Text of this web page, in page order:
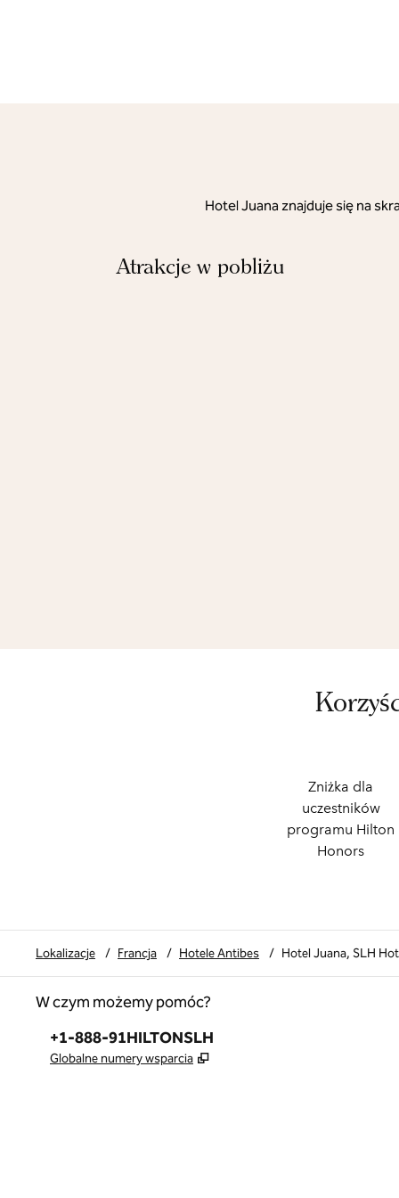
Hotel Juana znajduje się na
Atrakcje w pobliżu
Zniżka dla
uczestników
programu Hilton
Honors
Lokalizacje / Francja / Hotele Antibes / Hotel Juana, SLH
W czym możemy pomóc?
Telefon:
+1-888-91HILTONSLH
Globalne numery wsparcia ,